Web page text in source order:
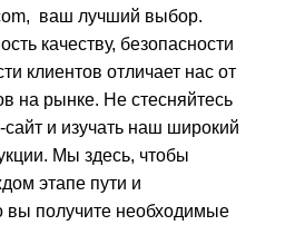
ваш лучший выбор.
качеству, безопасности
клиентов отличает нас от
на рынке. Не стесняйтесь
и изучать наш широкий
Мы здесь, чтобы
этапе пути и
вы получите необходимые